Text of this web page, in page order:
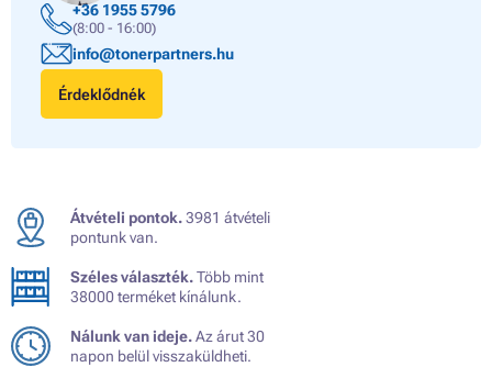
+36 1955 5796
(8:00 - 16:00)
info@tonerpartners.hu
Érdeklődnék
Átvételi pontok.3981 átvételi
pontunk van.
Széles választék.Több mint
38000 terméket kínálunk.
Nálunk van ideje.Az árut 30
napon belül visszaküldheti.